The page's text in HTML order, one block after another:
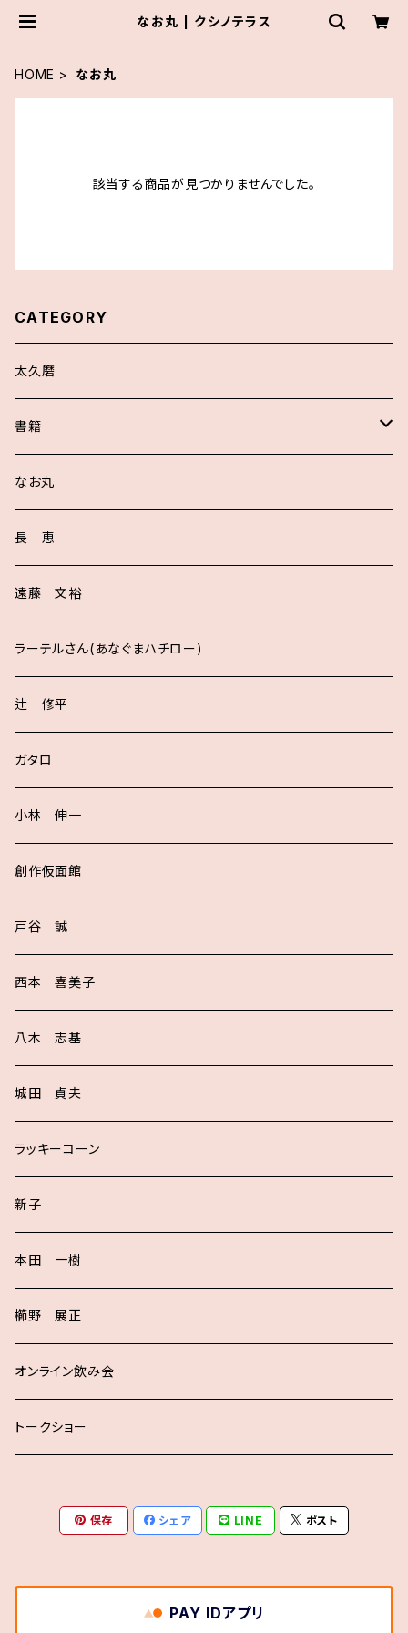
なお丸 | クシノテラス
HOME なお丸
該当する商品が見つかりませんでした。
CATEGORY
太久磨
書籍
サイン入り
なお丸
長 恵
遠藤 文裕
ラーテルさん(あなぐまハチロー)
辻 修平
ガタロ
小林 伸一
創作仮面館
戸谷 誠
西本 喜美子
八木 志基
城田 貞夫
ラッキーコーン
新子
本田 一樹
櫛野 展正
オンライン飲み会
トークショー
保存 シェア LINE ポスト
PAY IDアプリ